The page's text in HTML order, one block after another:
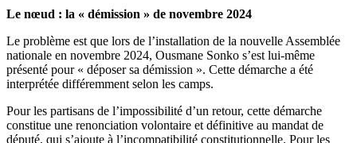
Le nœud : la « démission » de novembre 2024
Le problème est que lors de l’installation de la nouvelle Assemblée
nationale en novembre 2024, Ousmane Sonko s’est lui-même
présenté pour « déposer sa démission ». Cette démarche a été
interprétée différemment selon les camps.
Pour les partisans de l’impossibilité d’un retour, cette démarche
constitue une renonciation volontaire et définitive au mandat de
député, qui s’ajoute à l’incompatibilité constitutionnelle. Pour les